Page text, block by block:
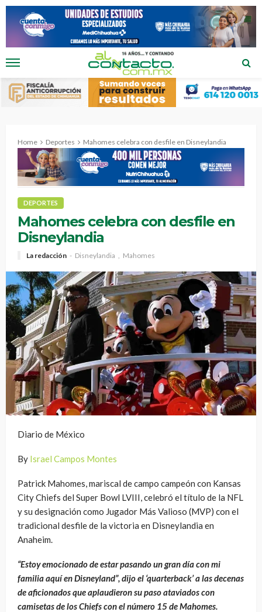
Home Deportes Mahomes celebra con desfile en Disneylandia
DEPORTES
Mahomes celebra con desfile en
Disneylandia
La redacción Disneylandia Mahomes
Diario de México
By Israel Campos Montes
Patrick Mahomes, mariscal de campo campeón con Kansas
City Chiefs del Super Bowl LVIII, celebró el título de la NFL
y su designación como Jugador Más Valioso (MVP) con el
tradicional desfile de la victoria en Disneylandia en
Anaheim.
“Estoy emocionado de estar pasando un gran día con mi
familia aquí en Disneyland”, dijo el ‘quarterback’ a las decenas
de aficionados que aplaudieron su paso ataviados con
camisetas de los Chiefs con el número 15 de Mahomes.